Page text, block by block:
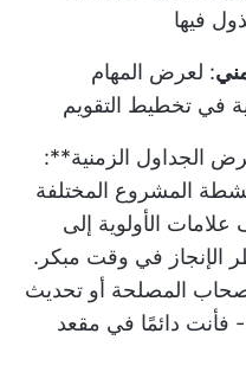
فيها
: لعرض المهام
في تخطيط التقويم
الجداول الزمنية**:
المشروع المختلفة
الأولوية إلى
الإنجاز في وقت مبكر.
المصلحة أو تحديث
فأنت دائمًا في مقعد